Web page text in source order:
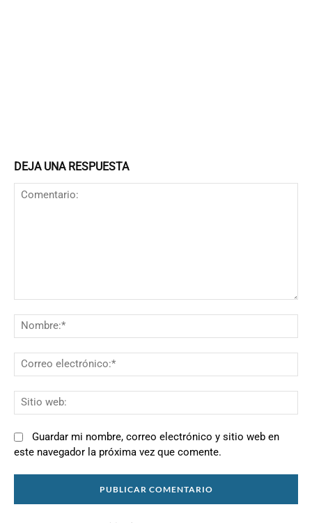
DEJA UNA RESPUESTA
Guardar mi nombre, correo electrónico y sitio web en
este navegador la próxima vez que comente.